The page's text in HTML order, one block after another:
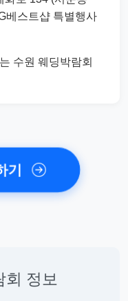
베스트샵 특별행사
수원 웨딩박람회
기
회 정보